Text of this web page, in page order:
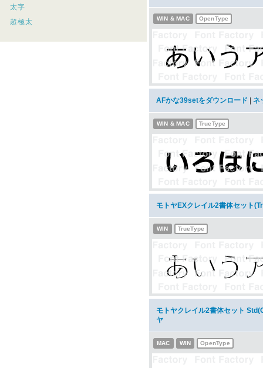
太字
超極太
WIN & MAC OpenType
AFかな39setをダウンロード ネ
WIN & MAC TrueType
モトヤEXクレイル2書体セット
WIN TrueType
モトヤクレイル2書体セット
ヤ
MAC WIN OpenType